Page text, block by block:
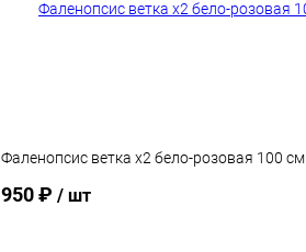
Фаленопсис ветка х2 бело-розовая 100 см
950 ₽ / шт